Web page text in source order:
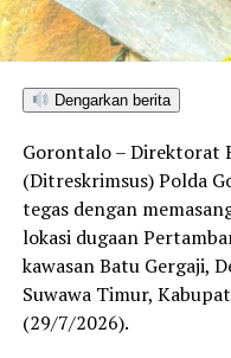
Penolakan masif yang
kerusakan lingkungan.
berpotensi merusak
Teluk Tomini,
mengancam ruang
Rencana konsultasi
mendapat perlawanan
dan warga lintas desa
Dengarkan berita
Gorontalo – Direktorat
(Ditreskrimsus) Polda
tegas dengan
lokasi dugaan
kawasan Batu Gergaji,
Suwawa Timur,
(29/7/2026).